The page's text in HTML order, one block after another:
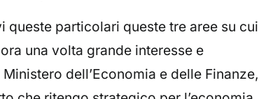
queste particolari queste tre aree su cui
una volta grande interesse e
dell’Economia e delle Finanze,